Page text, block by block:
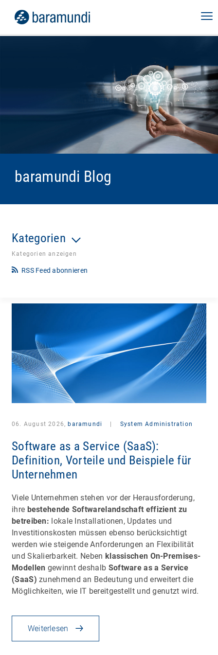
baramundi Blog
Kategorien
Kategorien anzeigen
RSS Feed abonnieren
06. August 2026, baramundi System Administration
Software as a Service (SaaS):
Definition, Vorteile und Beispiele für
Unternehmen
Viele Unternehmen stehen vor der Herausforderung,
ihre bestehende Softwarelandschaft effizient zu
betreiben: lokale Installationen, Updates und
Investitionskosten müssen ebenso berücksichtigt
werden wie steigende Anforderungen an Flexibilität
und Skalierbarkeit. Neben klassischen On-Premises-
Modellen gewinnt deshalb Software as a Service
(SaaS) zunehmend an Bedeutung und erweitert die
Möglichkeiten, wie IT bereitgestellt und genutzt wird.
Weiterlesen